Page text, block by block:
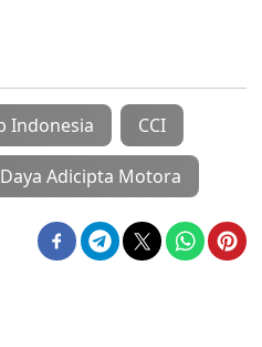
Indonesia CCI
Adicipta Motora